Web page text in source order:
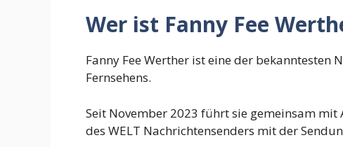
Wer ist Fanny Fee
Fanny Fee Werther ist eine der
Fernsehens.
Seit November 2023 führt sie gemeinsam
des WELT Nachrichtensenders mit der